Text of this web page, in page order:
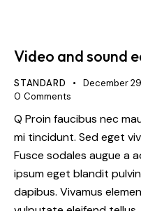
Video and sound
STANDARD December
0 Comments
Q Proin faucibus nec
mi tincidunt. Sed eget
Fusce sodales augue a
ipsum eget blandit
dapibus. Vivamus